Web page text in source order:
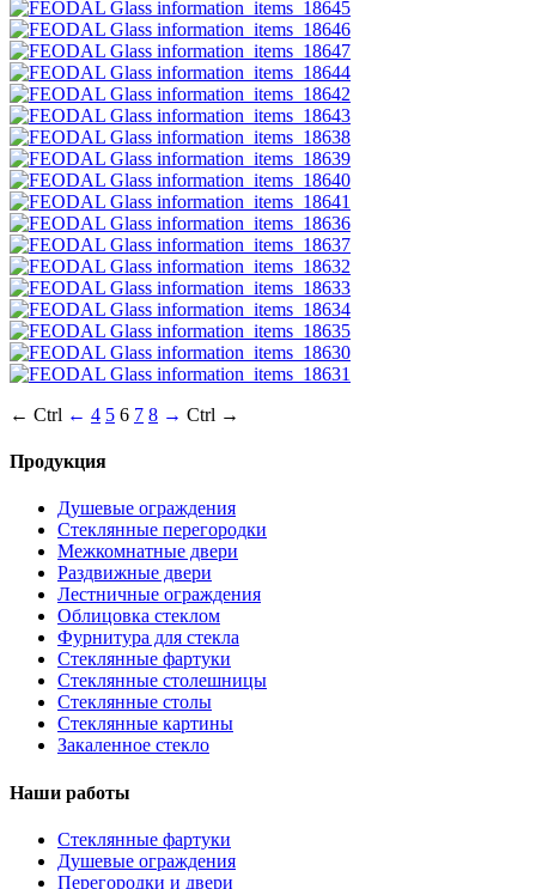
← Ctrl ← 4 5 6 7 8 → Ctrl →
Продукция
Душевые ограждения
Стеклянные перегородки
Межкомнатные двери
Раздвижные двери
Лестничные ограждения
Облицовка стеклом
Фурнитура для стекла
Стеклянные фартуки
Стеклянные столешницы
Стеклянные столы
Стеклянные картины
Закаленное стекло
Наши работы
Стеклянные фартуки
Душевые ограждения
Перегородки и двери